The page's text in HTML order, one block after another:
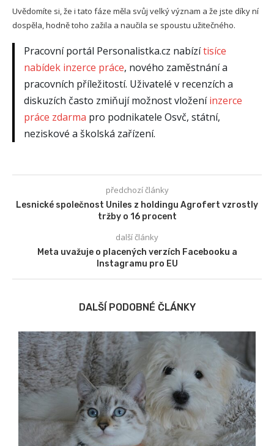
Uvědomíte si, že i tato fáze měla svůj velký význam a že jste díky ní
dospěla, hodně toho zažila a naučila se spoustu užitečného.
Pracovní portál Personalistka.cz nabízítisíce
nabídek inzerce práce, nového zaměstnání a
pracovních příležitostí. Uživatelé v recenzích a
diskuzích často zmiňují možnost vloženíinzerce
práce zdarma pro podnikatele Osvč, státní,
neziskové a školská zařízení.
předchozí články
Lesnické společnost Uniles z holdingu Agrofert vzrostly
tržby o 16 procent
další články
Meta uvažuje o placených verzích Facebooku a
Instagramu pro EU
DALŠÍ PODOBNÉ ČLÁNKY